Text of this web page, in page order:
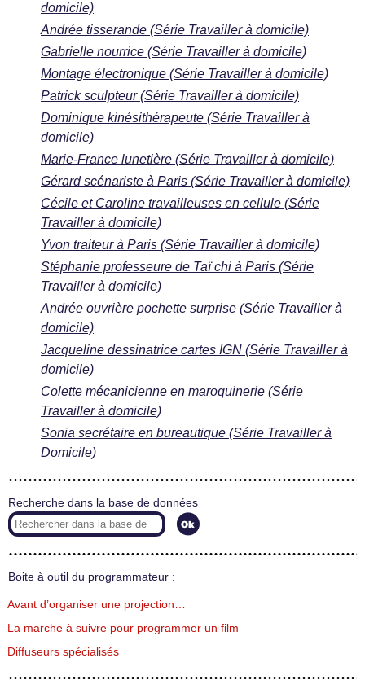
domicile)
Andrée tisserande (Série Travailler à domicile)
Gabrielle nourrice (Série Travailler à domicile)
Montage électronique (Série Travailler à domicile)
Patrick sculpteur (Série Travailler à domicile)
Dominique kinésithérapeute (Série Travailler à
domicile)
Marie-France lunetière (Série Travailler à domicile)
Gérard scénariste à Paris (Série Travailler à domicile)
Cécile et Caroline travailleuses en cellule (Série
Travailler à domicile)
Yvon traiteur à Paris (Série Travailler à domicile)
Stéphanie professeure de Taï chi à Paris (Série
Travailler à domicile)
Andrée ouvrière pochette surprise (Série Travailler à
domicile)
Jacqueline dessinatrice cartes IGN (Série Travailler à
domicile)
Colette mécanicienne en maroquinerie (Série
Travailler à domicile)
Sonia secrétaire en bureautique (Série Travailler à
Domicile)
Recherche dans la base de données
Boite à outil du programmateur :
Avant d’organiser une projection…
La marche à suivre pour programmer un film
Diffuseurs spécialisés